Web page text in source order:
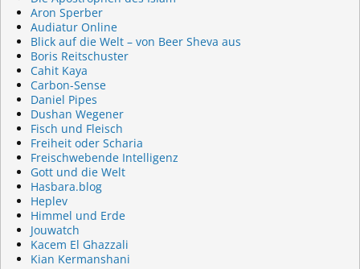
Aron Sperber
Audiatur Online
Blick auf die Welt – von Beer Sheva aus
Boris Reitschuster
Cahit Kaya
Carbon-Sense
Daniel Pipes
Dushan Wegener
Fisch und Fleisch
Freiheit oder Scharia
Freischwebende Intelligenz
Gott und die Welt
Hasbara.blog
Heplev
Himmel und Erde
Jouwatch
Kacem El Ghazzali
Kian Kermanshani